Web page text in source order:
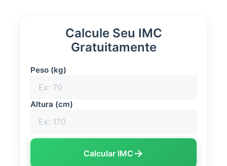
Calcule Seu IMC
Gratuitamente
Peso (kg)
Altura (cm)
Calcular IMC→